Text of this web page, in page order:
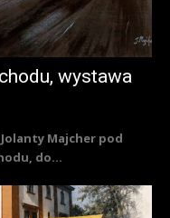
wystawa
Majcher pod
do...